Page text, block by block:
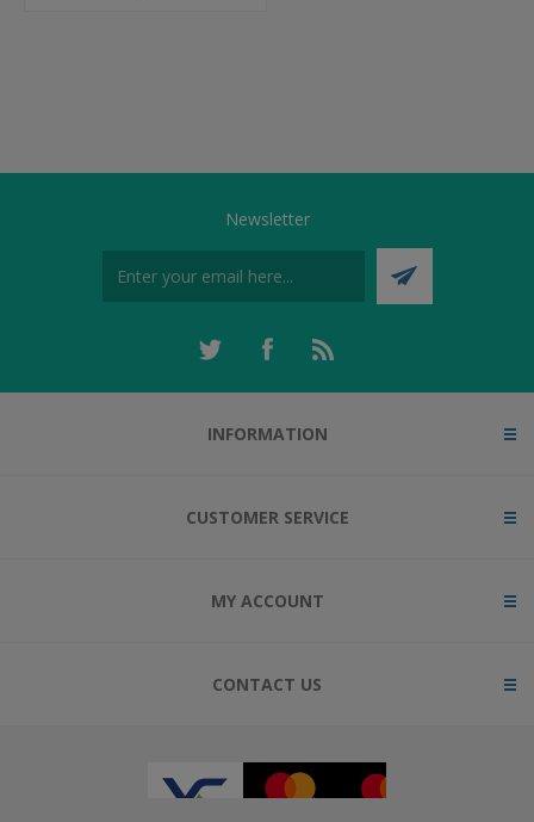
Newsletter
INFORMATION
CUSTOMER SERVICE
MY ACCOUNT
CONTACT US